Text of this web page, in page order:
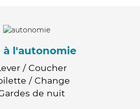
à l'autonomie
/ Coucher
/ Change
de nuit